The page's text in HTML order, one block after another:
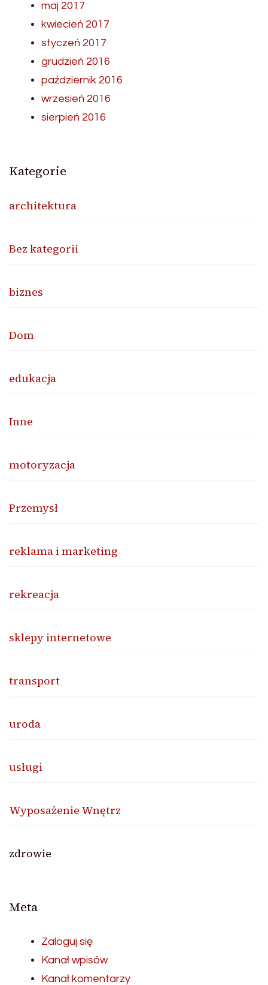
maj 2017
kwiecień 2017
styczeń 2017
grudzień 2016
październik 2016
wrzesień 2016
sierpień 2016
Kategorie
architektura
Bez kategorii
biznes
Dom
edukacja
Inne
motoryzacja
Przemysł
reklama i marketing
rekreacja
sklepy internetowe
transport
uroda
usługi
Wyposażenie Wnętrz
zdrowie
Meta
Zaloguj się
Kanał wpisów
Kanał komentarzy